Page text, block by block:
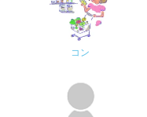
コン